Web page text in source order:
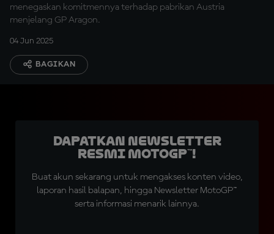
menegaskan komitmennya terhadap pabrikan Austria
menjelang GP Aragon.
04 Jun 2025
BAGIKAN
Dapatkan Newsletter
Resmi MotoGP™!
Buat akun sekarang untuk mengakses konten video,
laporan hasil balapan, hingga Newsletter MotoGP™
serta informasi menarik lainnya.